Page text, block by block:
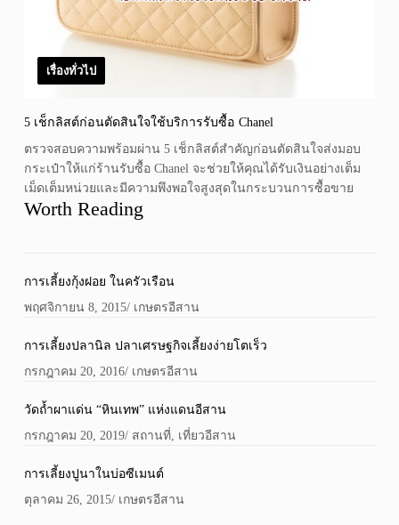
เรื่องทั่วไป
5 เช็กลิสต์ก่อนตัดสินใจใช้บริการรับซื้อ Chanel
ตรวจสอบความพร้อมผ่าน 5 เช็กลิสต์สำคัญก่อนตัดสินใจส่งมอบ
กระเป๋าให้แก่ร้านรับซื้อ Chanel จะช่วยให้คุณได้รับเงินอย่างเต็ม
เม็ดเต็มหน่วยและมีความพึงพอใจสูงสุดในกระบวนการซื้อขาย
Worth Reading
การเลี้ยงกุ้งฝอย ในครัวเรือน
พฤศจิกายน 8, 2015/ เกษตรอีสาน
การเลี้ยงปลานิล ปลาเศรษฐกิจเลี้ยงง่ายโตเร็ว
กรกฎาคม 20, 2016/ เกษตรอีสาน
วัดถ้ำผาแด่น “หินเทพ” แห่งแดนอีสาน
กรกฎาคม 20, 2019/ สถานที่, เที่ยวอีสาน
การเลี้ยงปูนาในบ่อซีเมนต์
ตุลาคม 26, 2015/ เกษตรอีสาน